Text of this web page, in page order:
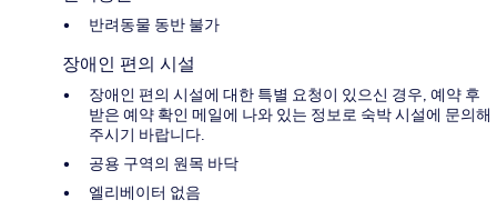
반려동물 동반 불가
장애인 편의 시설
장애인 편의 시설에 대한 특별 요청이 있으신 경우, 예약 후
받은 예약 확인 메일에 나와 있는 정보로 숙박 시설에 문의해
주시기 바랍니다.
공용 구역의 원목 바닥
엘리베이터 없음